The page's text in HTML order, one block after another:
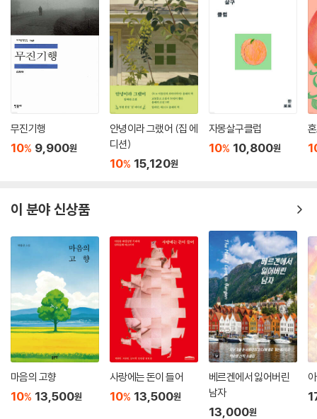
무진기행
10% 9,900원
안녕이라 그랬어 (집 에
디션)
10% 15,120원
자몽살구클럽
10% 10,800원
이 분야 신상품
마음의 고향
10% 13,500원
사랑에는 돈이 들어
10% 13,500원
베르겐에서 잃어버린
남자
13,000원